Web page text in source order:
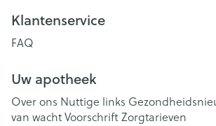
Klantenservice
FAQ
Uw apotheek
Over ons Nuttige links
van wachtVoorschriftZorgtarieven